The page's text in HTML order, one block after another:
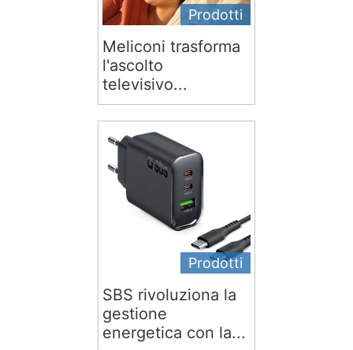
Prodotti
Meliconi trasforma
l'ascolto
televisivo...
Prodotti
SBS rivoluziona la
gestione
energetica con la...